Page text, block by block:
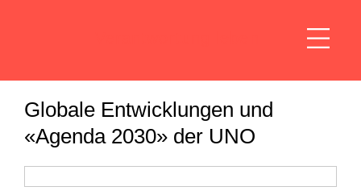
Globale Entwicklungen und
«Agenda 2030» der UNO